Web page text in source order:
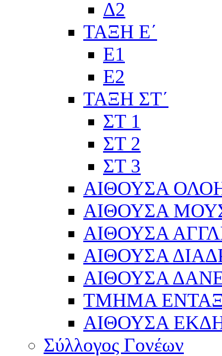
Δ2
ΤΑΞΗ Ε΄
Ε1
Ε2
ΤΑΞΗ ΣΤ΄
ΣΤ 1
ΣΤ 2
ΣΤ 3
ΑΙΘΟΥΣΑ
ΑΙΘΟΥΣΑ
ΑΙΘΟΥΣΑ
ΑΙΘΟΥΣΑ
ΑΙΘΟΥΣΑ
ΤΜΗΜΑ
ΑΙΘΟΥΣΑ
Σύλλογος Γονέων